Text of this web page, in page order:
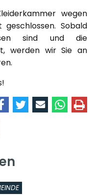
wegen
geschlossen. Sobald
sind und die
werden wir Sie an